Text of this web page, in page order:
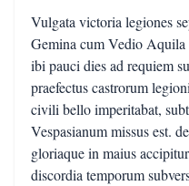
Vulgata victoria legiones
Gemina cum Vedio Aquila
ibi pauci dies ad requiem
praefectus castrorum
civili bello imperitabat,
Vespasianum missus est.
gloriaque in maius
discordia temporum